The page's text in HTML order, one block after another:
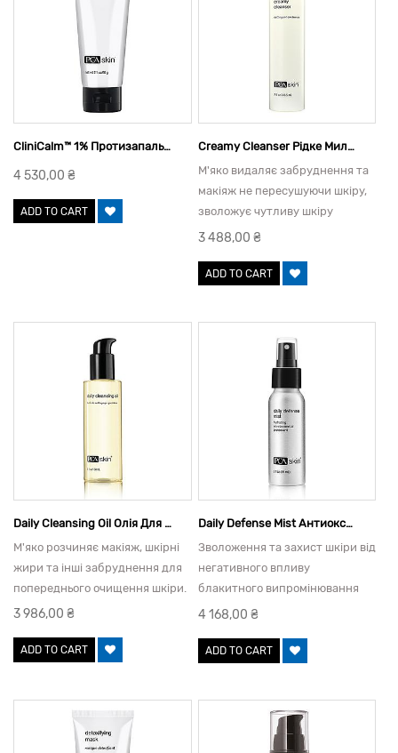
CliniCalm™ 1% Протизапальний Крем, 60 Г
4 530,00 ₴
ADD TO CART
Creamy Cleanser Рідке Мило, 206,5 Мл
М'яко видаляє забруднення та
макіяж не пересушуючи шкіру,
зволожує чутливу шкіру
завдяки алое та незамінним
3 488,00 ₴
ADD TO CART
Daily Cleansing Oil Олія Для Демакіяжу, 150 Мл
М'яко розчиняє макіяж, шкірні
жири та інші забруднення для
попереднього очищення шкіри.
3 986,00 ₴
ADD TO CART
Daily Defense Mist Антиоксидантний Захист, Спрей, 59 Мл
Зволоження та захист шкіри від
негативного впливу
блакитного випромінювання
моніторів та інших
довкілля протягом усього дня.
4 168,00 ₴
ADD TO CART